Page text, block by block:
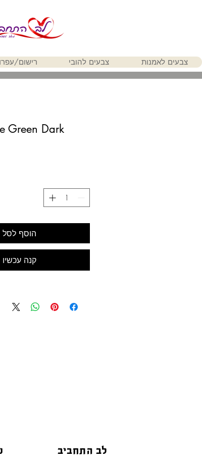
צבעים לאמנות צבעים להובי רישום/
Green Dark
הוסף לסל
קנה עכשיו
לב התחביב